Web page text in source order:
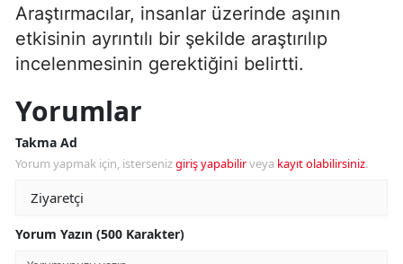
Araştırmacılar, insanlar üzerinde aşının
etkisinin ayrıntılı bir şekilde araştırılıp
incelenmesinin gerektiğini belirtti.
Yorumlar
Takma Ad
Yorum yapmak için, istersenizgiriş yapabilirveya kayıt olabilirsiniz.
Yorum Yazın (500 Karakter)